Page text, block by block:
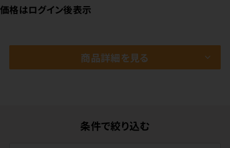
価格はログイン後表示
商品詳細を見る
条件で絞り込む